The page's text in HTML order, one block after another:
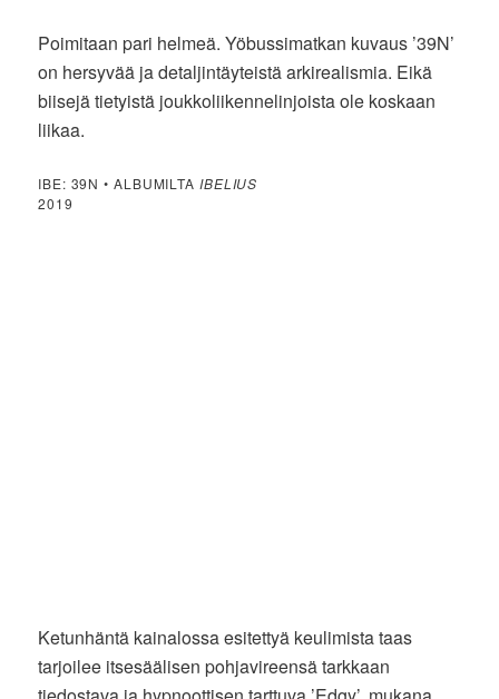
Poimitaan pari helmeä. Yöbussimatkan kuvaus ’39N’
on hersyvää ja detaljintäyteistä arkirealismia. Eikä
biisejä tietyistä joukkoliikennelinjoista ole koskaan
liikaa.
IBE: 39N • ALBUMILTA IBELIUS
2019
Ketunhäntä kainalossa esitettyä keulimista taas
tarjoilee itsesäälisen pohjavireensä tarkkaan